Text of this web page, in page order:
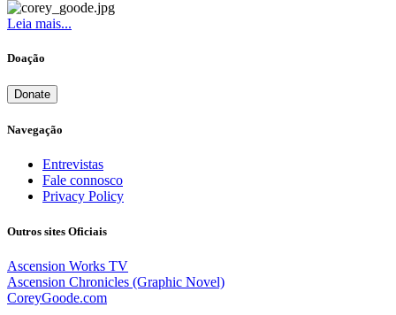
Leia mais...
Doação
Donate
Navegação
Entrevistas
Fale connosco
Privacy Policy
Outros sites Oficiais
Ascension Works TV
Ascension Chronicles (Graphic Novel)
CoreyGoode.com